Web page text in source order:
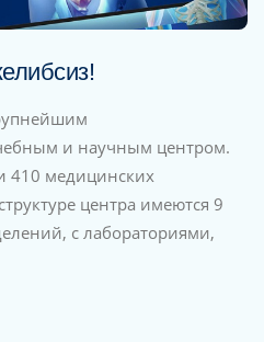
и научным центром.
410 медицинских
центра имеются 9
с лабораториями,